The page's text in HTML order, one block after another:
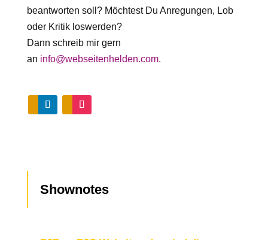
beantworten soll? Möchtest Du Anregungen, Lob
oder Kritik loswerden?
Dann schreib mir gern
an info@webseitenhelden.com.
Shownotes